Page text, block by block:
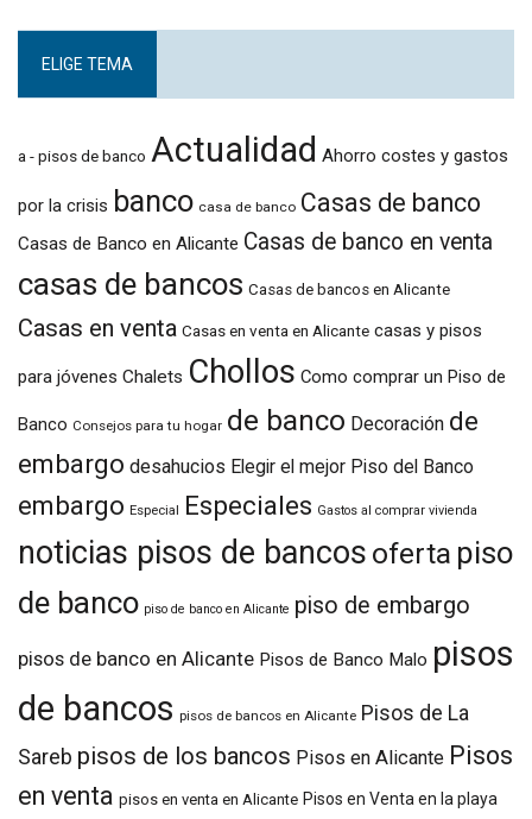
ELIGE TEMA
a - pisos de banco Actualidad Ahorro costes y gastos
por la crisis banco casa de banco Casas de banco
Casas de Banco en Alicante Casas de banco en venta
casas de bancos Casas de bancos en Alicante
Casas en venta Casas en venta en Alicante casas y pisos
para jóvenes Chalets Chollos Como comprar un Piso de
Banco Consejos para tu hogar de banco Decoración de
embargo desahucios Elegir el mejor Piso del Banco
embargo Especial Especiales Gastos al comprar vivienda
noticias pisos de bancos oferta piso
de banco piso de banco en Alicante piso de embargo
pisos de banco en Alicante Pisos de Banco Malo pisos
de bancos pisos de bancos en Alicante Pisos de La
Sareb pisos de los bancos Pisos en Alicante Pisos
en venta pisos en venta en Alicante Pisos en Venta en la playa